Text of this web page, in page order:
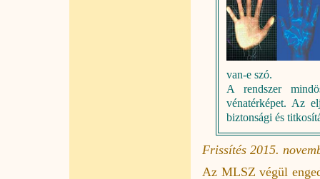
van-e szó.
A rendszer
vénatérképet. Az
biztonsági és
Frissítés 2015.
Az MLSZ végül